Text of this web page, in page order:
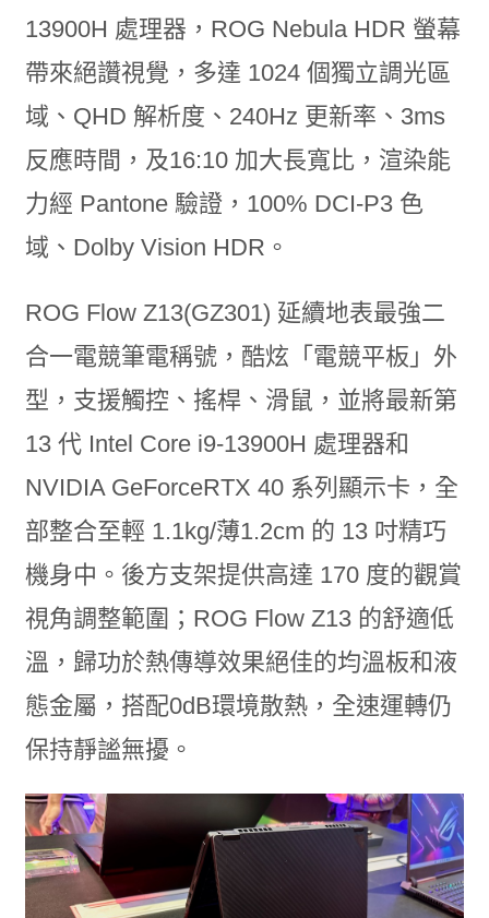
13900H 處理器，ROG Nebula HDR 螢幕
帶來絕讚視覺，多達 1024 個獨立調光區
域、QHD 解析度、240Hz 更新率、3ms
反應時間，及16:10 加大長寬比，渲染能
力經 Pantone 驗證，100% DCI-P3 色
域、Dolby Vision HDR。
ROG Flow Z13(GZ301) 延續地表最強二
合一電競筆電稱號，酷炫「電競平板」外
型，支援觸控、搖桿、滑鼠，並將最新第
13 代 Intel Core i9-13900H 處理器和
NVIDIA GeForceRTX 40 系列顯示卡，全
部整合至輕 1.1kg/薄1.2cm 的 13 吋精巧
機身中。後方支架提供高達 170 度的觀賞
視角調整範圍；ROG Flow Z13 的舒適低
溫，歸功於熱傳導效果絕佳的均溫板和液
態金屬，搭配0dB環境散熱，全速運轉仍
保持靜謐無擾。